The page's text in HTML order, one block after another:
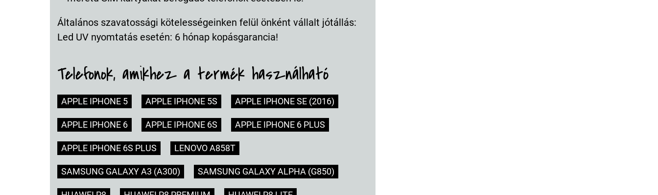
Általános szavatossági kötelességeinken felül önként vállalt jótállás:
Led UV nyomtatás esetén: 6 hónap kopásgarancia!
Telefonok, amikhez a termék használható
APPLE IPHONE 5 APPLE IPHONE 5S APPLE IPHONE SE (2016)
APPLE IPHONE 6 APPLE IPHONE 6S APPLE IPHONE 6 PLUS
APPLE IPHONE 6S PLUS LENOVO A858T
SAMSUNG GALAXY A3 (A300) SAMSUNG GALAXY ALPHA (G850)